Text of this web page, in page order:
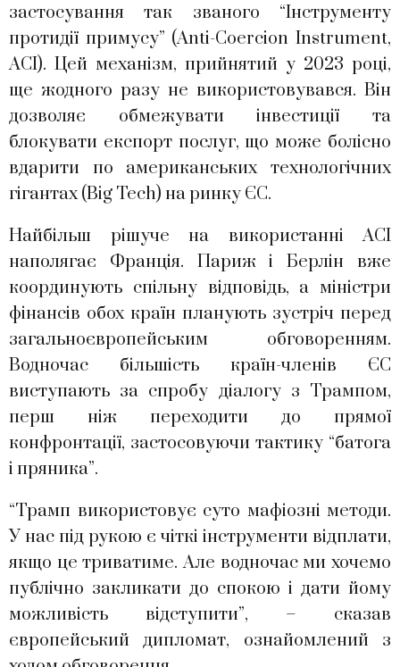
застосування так званого “Інструменту
протидії примусу” (Anti-Coercion Instrument,
ACI). Цей механізм, прийнятий у 2023 році,
ще жодного разу не використовувався. Він
дозволяє обмежувати інвестиції та
блокувати експорт послуг, що може болісно
вдарити по американських технологічних
гігантах (Big Tech) на ринку ЄС.
Найбільш рішуче на використанні ACI
наполягає Франція. Париж і Берлін вже
координують спільну відповідь, а міністри
фінансів обох країн планують зустріч перед
загальноєвропейським обговоренням.
Водночас більшість країн-членів ЄС
виступають за спробу діалогу з Трампом,
перш ніж переходити до прямої
конфронтації, застосовуючи тактику “батога
і пряника”.
“Трамп використовує суто мафіозні методи.
У нас під рукою є чіткі інструменти відплати,
якщо це триватиме. Але водночас ми хочемо
публічно закликати до спокою і дати йому
можливість відступити”, – сказав
європейський дипломат, ознайомлений з